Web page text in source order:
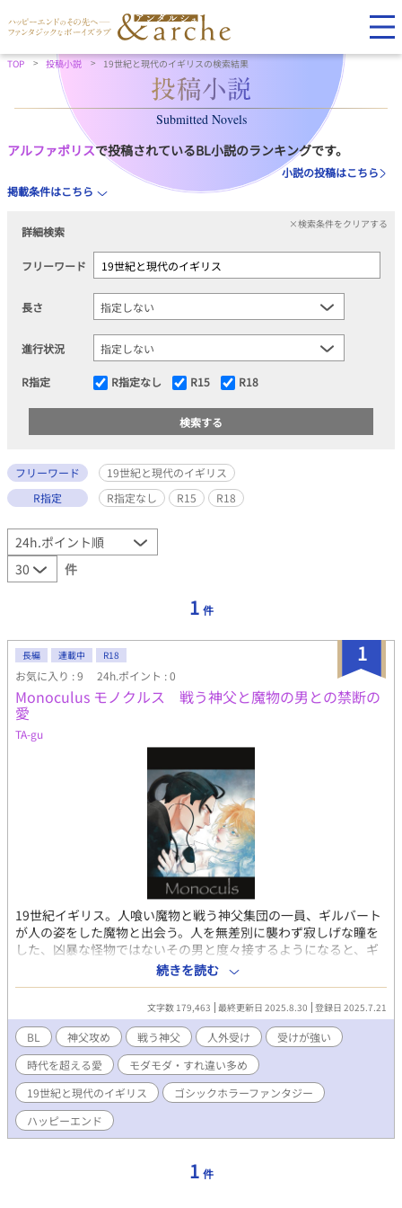
TOP 投稿小説 19世紀と現代のイギリスの検索結果
Submitted Novels
アルファポリスで投稿されているBL小説のランキングです。
小説の投稿はこちら
掲載条件はこちら
詳細検索
×検索条件をクリアする
フリーワード
長さ
進行状況
R指定 R指定なし R15 R18
フリーワード
19世紀と現代のイギリス
R指定
R指定なし R15 R18
件
1 件
1
長編 連載中 R18
お気に入り : 9 24h.ポイント : 0
Monoculus モノクルス 戦う神父と魔物の男との禁断の
愛
TA-gu
19世紀イギリス。人喰い魔物と戦う神父集団の一員、ギルバート
が人の姿をした魔物と出会う。人を無差別に襲わず寂しげな瞳を
した、凶暴な怪物ではないその男と度々接するようになると、ギ
ルバートはそれを捕獲しようとする神父集団との狭間で苦悩する
ようになる。※過去編・現代編ともに終了。続編準備中。
続きを読む
文字数 179,463 最終更新日 2025.8.30 登録日 2025.7.21
BL 神父攻め 戦う神父 人外受け
受けが強い
時代を超える愛
モダモダ・すれ違い多め
19世紀と現代のイギリス
ゴシックホラーファンタジー
ハッピーエンド
1 件